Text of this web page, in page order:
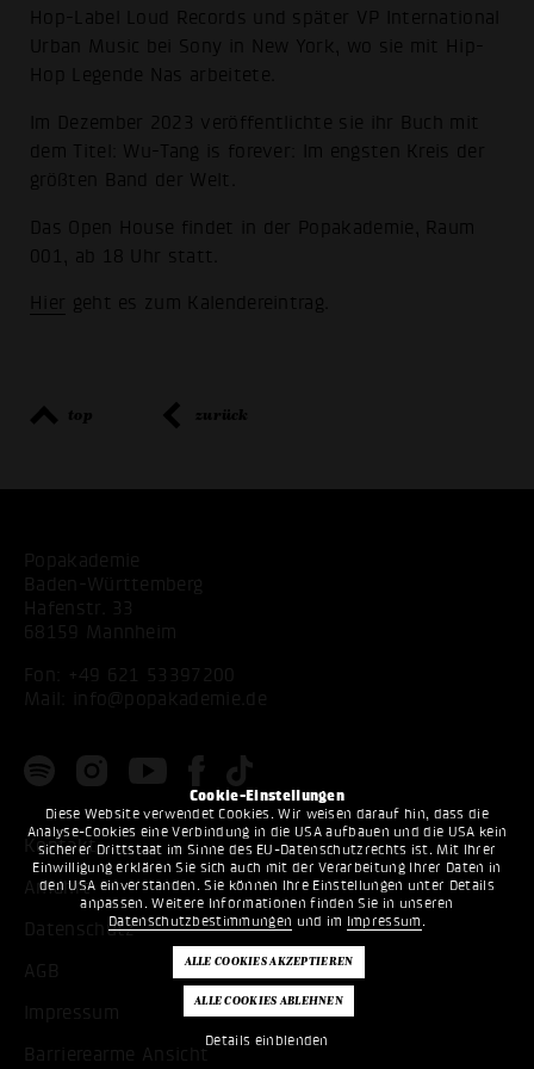
Cookie-Einstellungen
Diese Website verwendet Cookies. Wir weisen darauf hin, dass die
Analyse-Cookies eine Verbindung in die USA aufbauen und die USA kein
sicherer Drittstaat im Sinne des EU-Datenschutzrechts ist. Mit Ihrer
Einwilligung erklären Sie sich auch mit der Verarbeitung Ihrer Daten in
den USA einverstanden. Sie können Ihre Einstellungen unter Details
anpassen. Weitere Informationen finden Sie in unseren
Datenschutzbestimmungen und im Impressum .
Details einblenden
Hop-Label Loud Records und später VP International
Urban Music bei Sony in New York, wo sie mit Hip-
Hop Legende Nas arbeitete.
Im Dezember 2023 veröffentlichte sie ihr Buch mit
dem Titel: Wu-Tang is forever: Im engsten Kreis der
größten Band der Welt.
Das Open House findet in der Popakademie, Raum
001, ab 18 Uhr statt.
Hier geht es zum Kalendereintrag.
top zurück
Popakademie
Baden-Württemberg
Hafenstr. 33
68159 Mannheim
Fon:
+49 621 53397200
Mail:
info@popakademie.de
Kontakt
Anfahrt
Datenschutz
AGB
Impressum
Barrierearme Ansicht